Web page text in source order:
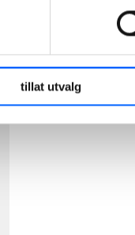
tillat utvalg